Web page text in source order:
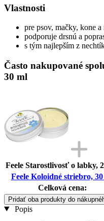
Vlastnosti
pre psov, mačky, kone a
podporuje drsnú a
s tým najlepším z
Často nakupované
30 ml
Feele Starostlivosť o labky,
Feele Koloidné striebro,
Celková cena:
Pridať oba produkty do
Popis